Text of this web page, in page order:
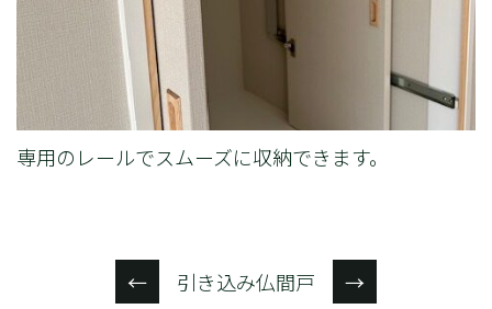
専用のレールでスムーズに収納できます。
← 引き込み仏間戸 →